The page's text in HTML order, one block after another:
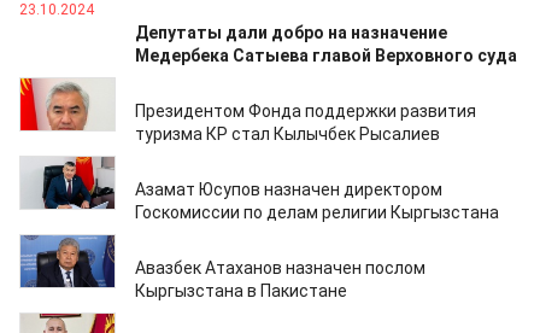
23.10.2024
Депутаты дали добро на назначение
Медербека Сатыева главой Верховного суда
15.10.2024
Президентом Фонда поддержки развития
туризма КР стал Кылычбек Рысалиев
12.09.2024
Азамат Юсупов назначен директором
Госкомиссии по делам религии Кыргызстана
05.09.2024
Авазбек Атаханов назначен послом
Кыргызстана в Пакистане
02.09.2024